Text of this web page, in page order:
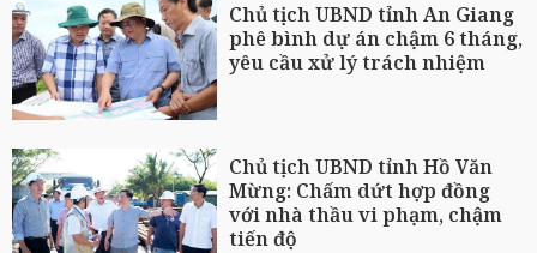
Chủ tịch UBND tỉnh An Giang
phê bình dự án chậm 6 tháng,
yêu cầu xử lý trách nhiệm
Chủ tịch UBND tỉnh Hồ Văn
Mừng: Chấm dứt hợp đồng
với nhà thầu vi phạm, chậm
tiến độ